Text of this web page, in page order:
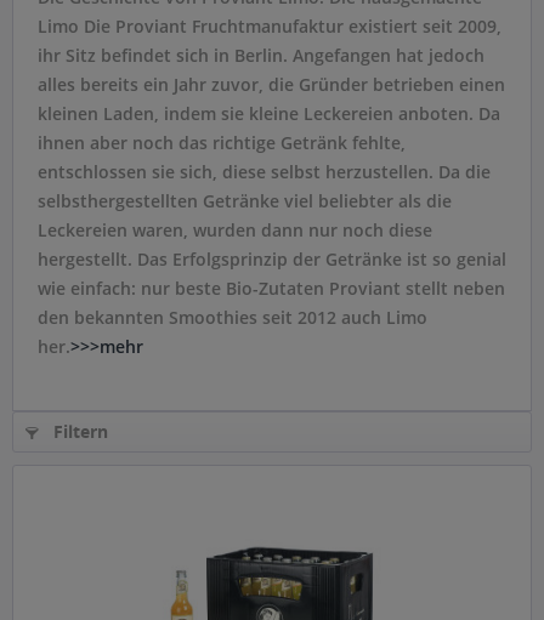
Limo Die Proviant Fruchtmanufaktur existiert seit 2009,
ihr Sitz befindet sich in Berlin. Angefangen hat jedoch
alles bereits ein Jahr zuvor, die Gründer betrieben einen
kleinen Laden, indem sie kleine Leckereien anboten. Da
ihnen aber noch das richtige Getränk fehlte,
entschlossen sie sich, diese selbst herzustellen. Da die
selbsthergestellten Getränke viel beliebter als die
Leckereien waren, wurden dann nur noch diese
hergestellt. Das Erfolgsprinzip der Getränke ist so genial
wie einfach: nur beste Bio-Zutaten Proviant stellt neben
den bekannten Smoothies seit 2012 auch Limo
her.>>>mehr
Filtern